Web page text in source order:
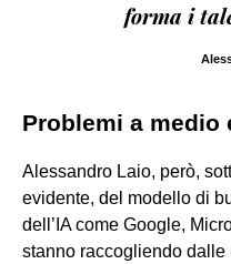
forma i
Problemi a medio
Alessandro Laio, però,
evidente, del modello di
dell’IA come Google,
stanno raccogliendo